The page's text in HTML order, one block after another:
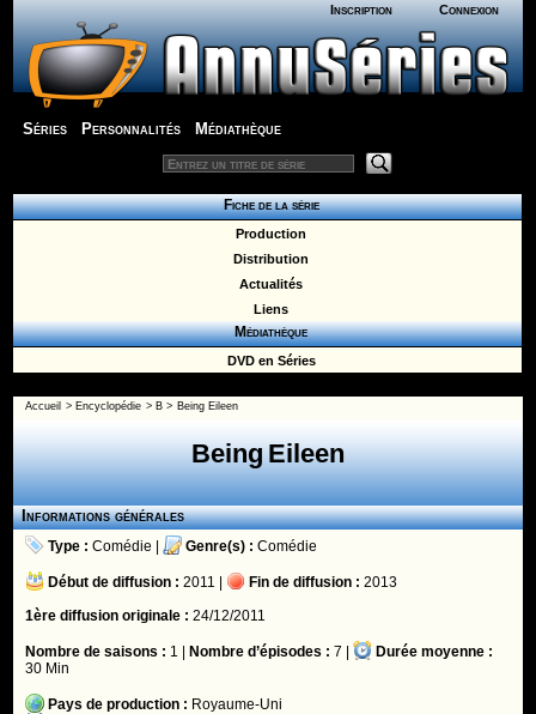
Inscription Connexion
Séries Personnalités Médiathèque
Fiche de la série
Production
Distribution
Actualités
Liens
Médiathèque
DVD en Séries
Accueil > Encyclopédie > B > Being Eileen
Being Eileen
Informations générales
Type :Comédie | Genre(s) : Comédie
Début de diffusion : 2011 | Fin de diffusion : 2013
1ère diffusion originale : 24/12/2011
Nombre de saisons : 1 | Nombre d’épisodes : 7 |
Durée moyenne :
30 Min
Pays de production : Royaume-Uni